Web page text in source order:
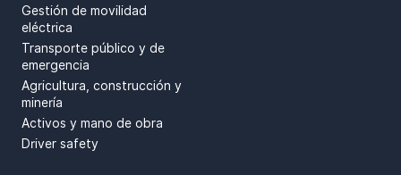
Gestión de movilidad
eléctrica
Transporte público y de
emergencia
Agricultura, construcción y
minería
Activos y mano de obra
Driver safety